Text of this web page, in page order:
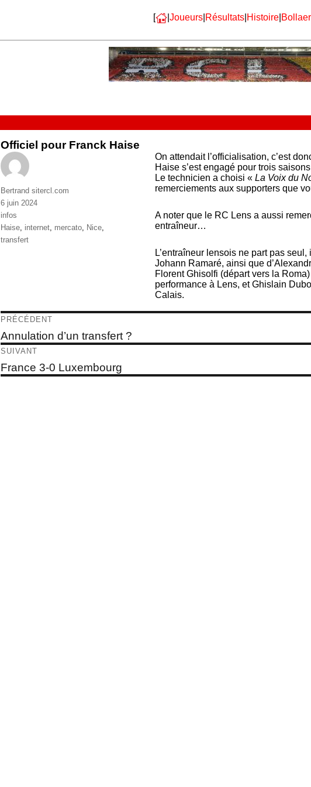
[ | Joueurs| Résultats| Histoire|
Officiel pour Franck Haise
On attendait l’officialisation, c’est
Haise s’est engagé pour trois
Le technicien a choisi « La Voix du
remerciements aux supporters que
A noter que le RC Lens a aussi
entraîneur…
L’entraîneur lensois ne part pas
Johann Ramaré, ainsi que
Florent Ghisolfi (départ vers la
performance à Lens, et Ghislain
Calais.
Auteur
Bertrand sitercl.com
Publié
le
6 juin 2024
Catégories
infos
Étiquettes
Haise, internet, mercato, Nice,
transfert
Navigation
de
l’article
PRÉCÉDENT
Article
précédent :
Annulation d’un transfert ?
SUIVANT
Article
suivant :
France 3-0 Luxembourg